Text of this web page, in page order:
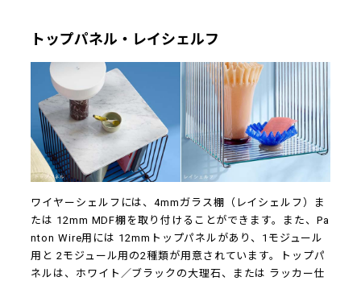
トップパネル・レイシェルフ
ワイヤーシェルフには、4mmガラス棚（レイシェルフ）ま
たは 12mm MDF棚を取り付けることができます。また、Pa
nton Wire用には 12mmトップパネルがあり、1モジュール
用と 2モジュール用の2種類が用意されています。トップパ
ネルは、ホワイト／ブラックの大理石、または ラッカー仕